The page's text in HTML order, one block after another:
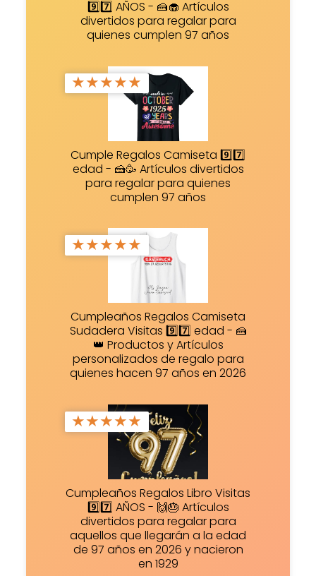
9️⃣7️⃣ AÑOS - 🍰🧁 Artículos
divertidos para regalar para
quienes cumplen 97 años
★★★★★
Cumple Regalos Camiseta 9️⃣7️⃣
edad - 🍰🥳 Artículos divertidos
para regalar para quienes
cumplen 97 años
★★★★★
Cumpleaños Regalos Camiseta
Sudadera Visitas 9️⃣7️⃣ edad - 🍰
👑 Productos y Artículos
personalizados de regalo para
quienes hacen 97 años en 2026
★★★★★
Cumpleaños Regalos Libro Visitas
9️⃣7️⃣ AÑOS - 🙌🎂 Artículos
divertidos para regalar para
aquellos que llegarán a la edad
de 97 años en 2026 y nacieron
en 1929